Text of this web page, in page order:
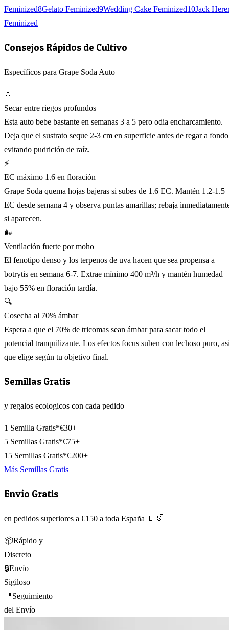
Feminized8Gelato Feminized9Wedding Cake Feminized10Jack
Feminized
Consejos Rápidos de Cultivo
Específicos para Grape Soda Auto
💧
Secar entre riegos profundos
Esta auto bebe bastante en semanas 3 a 5 pero odia encharcamiento.
Deja que el sustrato seque 2-3 cm en superficie antes de regar a
evitando pudrición de raíz.
⚡
EC máximo 1.6 en floración
Grape Soda quema hojas bajeras si subes de 1.6 EC. Mantén 1.2-1.5
EC desde semana 4 y observa puntas amarillas; rebaja
si aparecen.
🌬️
Ventilación fuerte por moho
El fenotipo denso y los terpenos de uva hacen que sea propensa a
botrytis en semana 6-7. Extrae mínimo 400 m³/h y mantén humedad
bajo 55% en floración tardía.
🔍
Cosecha al 70% ámbar
Espera a que el 70% de tricomas sean ámbar para sacar todo el
potencial tranquilizante. Los efectos focus suben con lechoso puro,
que elige según tu objetivo final.
Semillas Gratis
y regalos ecologicos con cada pedido
1 Semilla Gratis*€30+
5 Semillas Gratis*€75+
15 Semillas Gratis*€200+
Más Semillas Gratis
Envío Gratis
en pedidos superiores a €150 a toda España 🇪🇸
📦Rápido y
Discreto
🔒Envío
Sigiloso
📍Seguimiento
del Envío